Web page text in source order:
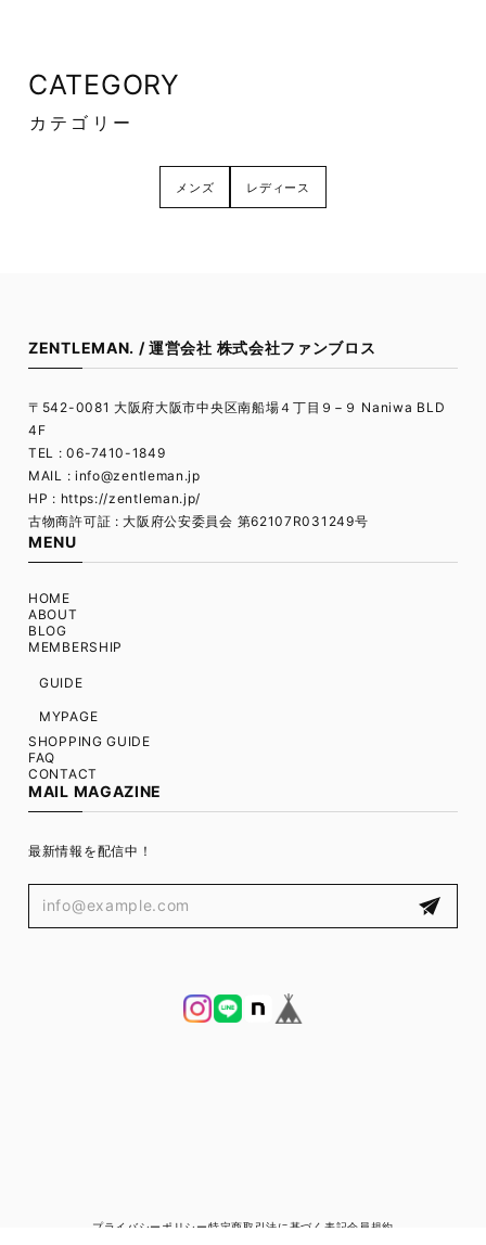
CATEGORY
カテゴリー
メンズ レディース
ZENTLEMAN. / 運営会社 株式会社ファンブロス
〒542-0081 大阪府大阪市中央区南船場４丁目９−９ Naniwa BLD
4F
TEL : 06-7410-1849
MAIL : info@zentleman.jp
HP : https://zentleman.jp/
古物商許可証 : 大阪府公安委員会 第62107R031249号
MENU
HOME
ABOUT
BLOG
MEMBERSHIP
GUIDE
MYPAGE
SHOPPING GUIDE
FAQ
CONTACT
MAIL MAGAZINE
最新情報を配信中！
プライバシーポリシー特定商取引法に基づく表記会員規約